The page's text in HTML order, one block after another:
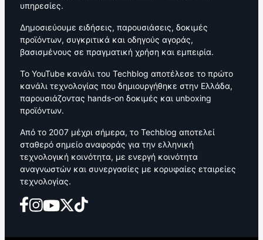
υπηρεσίες.
Δημοσιεύουμε ειδήσεις, παρουσιάσεις, δοκιμές
προϊόντων, συγκριτικά και οδηγούς αγοράς,
βασισμένους σε πραγματική χρήση και εμπειρία.
Το YouTube κανάλι του Techblog αποτέλεσε το πρώτο
κανάλι τεχνολογίας που δημιουργήθηκε στην Ελλάδα,
παρουσιάζοντας hands-on δοκιμές και unboxing
προϊόντων.
Από το 2007 μέχρι σήμερα, το Techblog αποτελεί
σταθερό σημείο αναφοράς για την ελληνική
τεχνολογική κοινότητα, με ενεργή κοινότητα
αναγνωστών και συνεργασίες με κορυφαίες εταιρείες
τεχνολογίας.